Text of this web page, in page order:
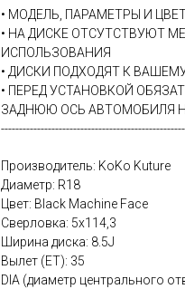
• МОДЕЛЬ, ПАРАМЕТРЫ И
• НА ДИСКЕ ОТСУТСТВУЮТ
ИСПОЛЬЗОВАНИЯ
• ДИСКИ ПОДХОДЯТ К
• ПЕРЕД УСТАНОВКОЙ
ЗАДНЮЮ ОСЬ АВТОМОБИЛЯ
Производитель: KoKo Kuture
Диаметр: R18
Цвет: Black Machine Face
Сверловка: 5х114,3
Ширина диска: 8.5J
Вылет (ET): 35
DIA (диаметр центрального